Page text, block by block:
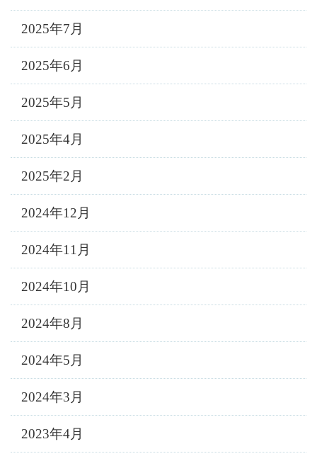
2025年7月
2025年6月
2025年5月
2025年4月
2025年2月
2024年12月
2024年11月
2024年10月
2024年8月
2024年5月
2024年3月
2023年4月